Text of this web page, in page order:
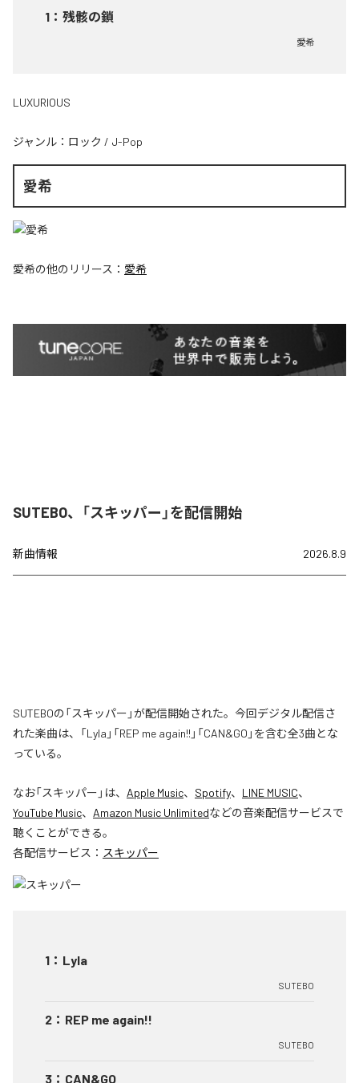
1 ： 残骸の鎖
愛希
LUXURIOUS
ジャンル： ロック / J-Pop
愛希
愛希の他のリリース： 愛希
SUTEBO、「スキッパー」を配信開始
新曲情報 2026.8.9
SUTEBOの「スキッパー」が配信開始された。今回デジタル配信さ
れた楽曲は、「Lyla」「REP me again!!」「CAN&GO」を含む全3曲とな
っている。
なお「スキッパー 」は、 Apple Music、 Spotify、 LINE MUSIC、
YouTube Music、 Amazon Music Unlimitedなどの音楽配信サービスで
聴くことができる。
各配信サービス： スキッパー
1 ： Lyla
SUTEBO
2 ： REP me again!!
SUTEBO
3 ： CAN&GO